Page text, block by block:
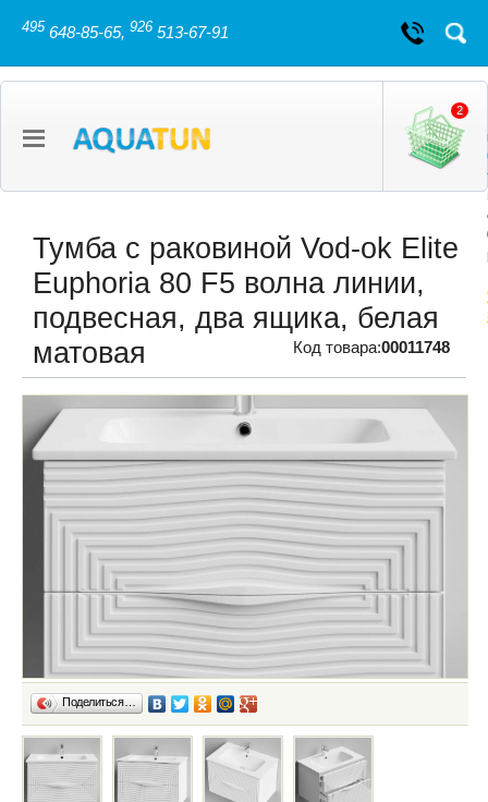
495 648-85-65, 926 513-67-91
2
Тумба с раковиной Vod-ok Elite
Euphoria 80 F5 волна линии,
подвесная, два ящика, белая
матовая
Код товара:00011748
Поделиться…